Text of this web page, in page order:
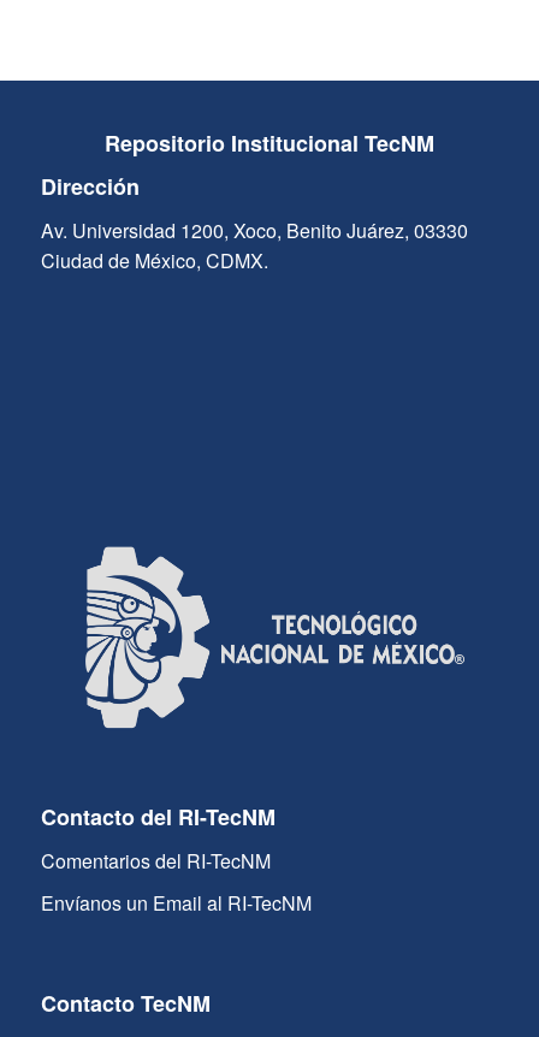
Repositorio Institucional TecNM
Dirección
Av. Universidad 1200, Xoco, Benito Juárez, 03330
Ciudad de México, CDMX.
Contacto del RI-TecNM
Comentarios del RI-TecNM
Envíanos un Email al RI-TecNM
Contacto TecNM